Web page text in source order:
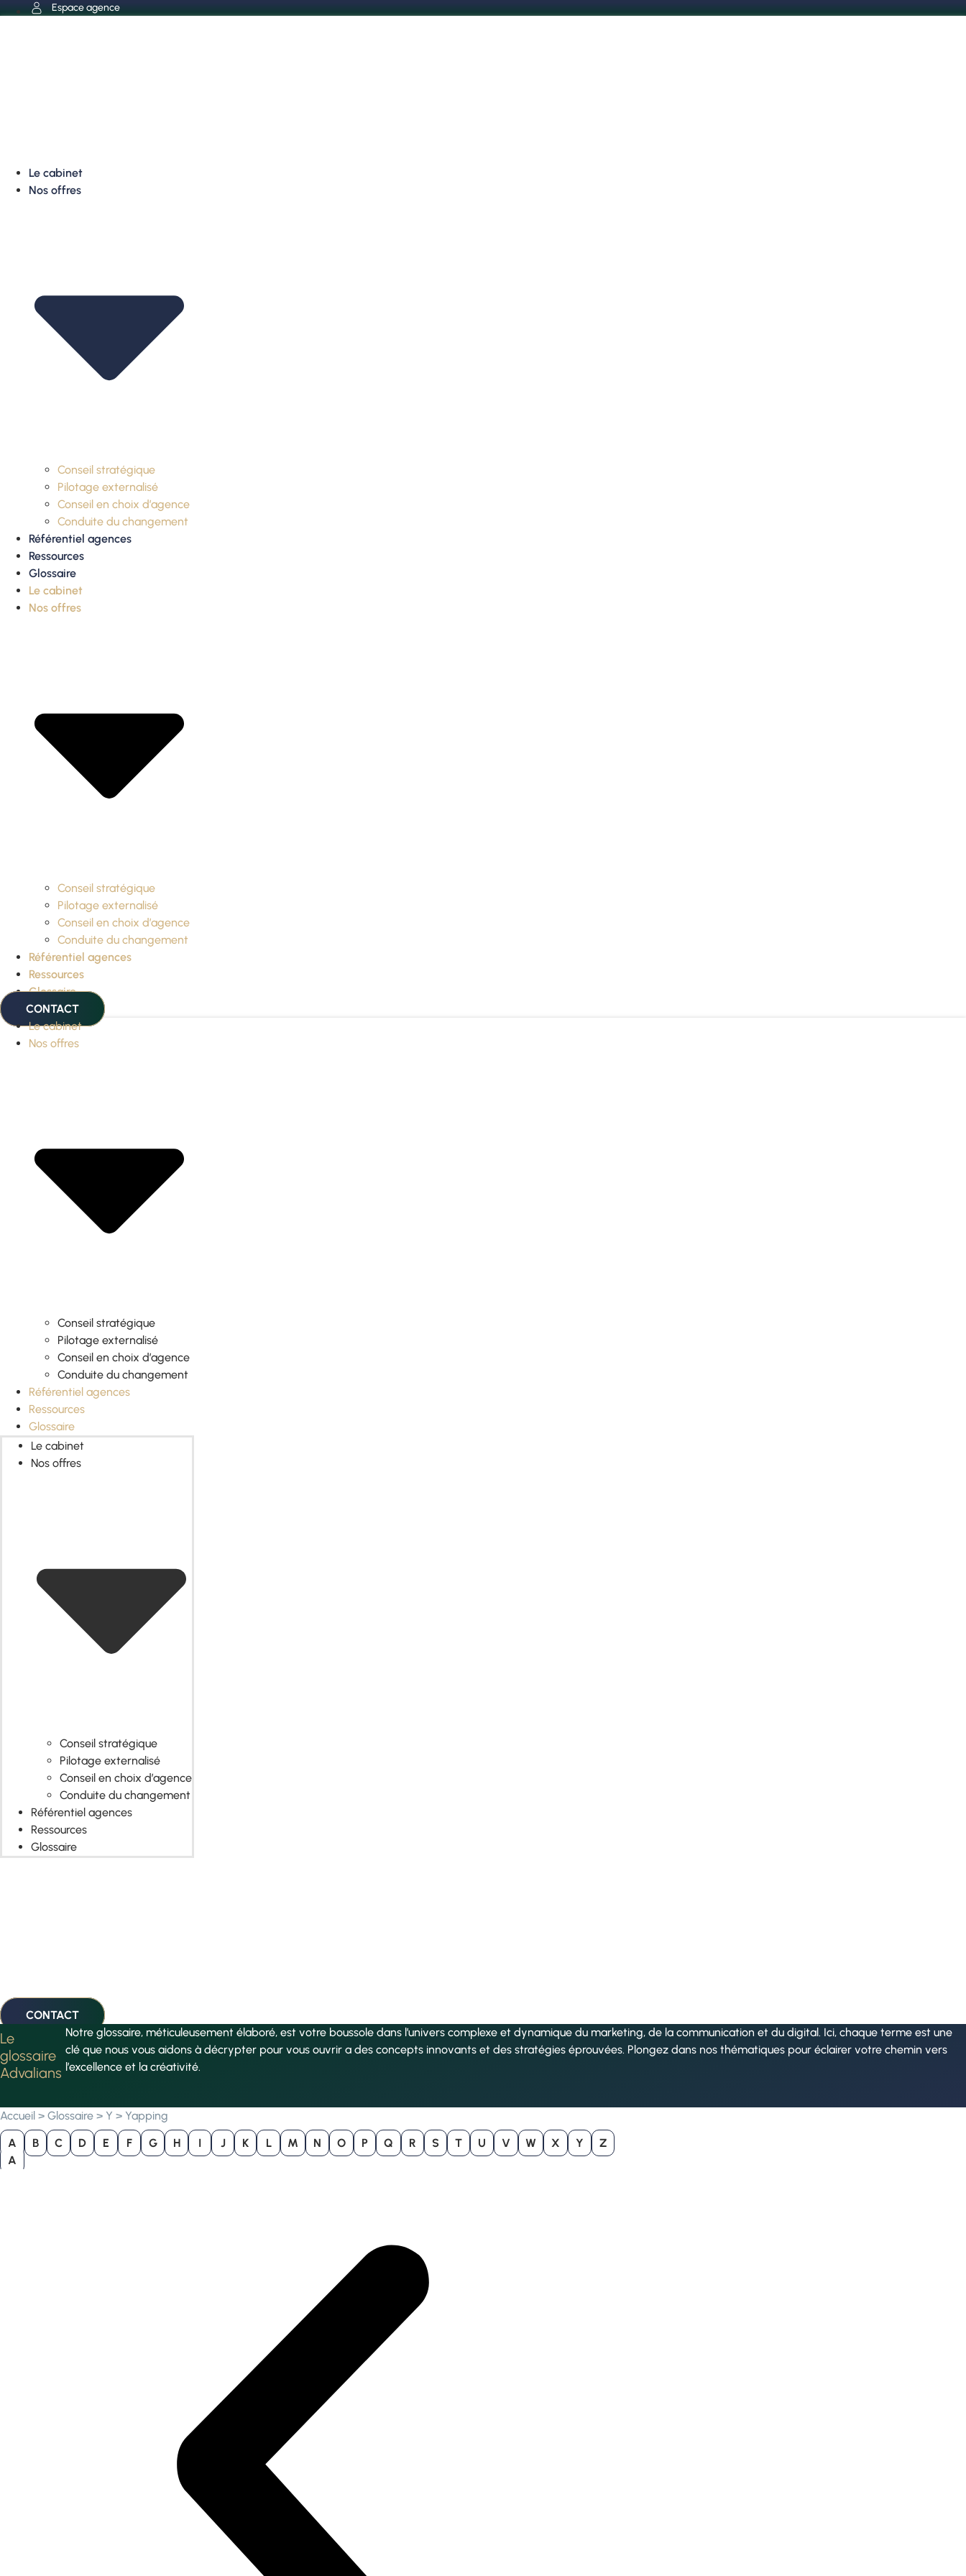
Aller
Espace agence
Le cabinet
Nos offres
Conseil stratégique
Pilotage externalisé
Conseil en choix d’agence
Conduite du changement
Référentiel agences
Ressources
Glossaire
Le cabinet
Nos offres
Conseil stratégique
Pilotage externalisé
Conseil en choix d’agence
Conduite du changement
Référentiel agences
Ressources
Glossaire
CONTACT
Le cabinet
Nos offres
Conseil stratégique
Pilotage externalisé
Conseil en choix d’agence
Conduite du changement
Référentiel agences
Ressources
Glossaire
Le cabinet
Nos offres
Conseil stratégique
Pilotage externalisé
Conseil en choix d’agence
Conduite du changement
Référentiel agences
Ressources
Glossaire
CONTACT
Le
glossaire
Advalians
Notre glossaire, méticuleusement élaboré, est votre boussole dans l’univers complexe et dynamique du marketing, de la communication et du digital. Ici, chaque terme est une
clé que nous vous aidons à décrypter pour vous ouvrir a des concepts innovants et des stratégies éprouvées. Plongez dans nos thématiques pour éclairer votre chemin vers
l’excellence et la créativité.
Accueil > Glossaire > Y > Yapping
A B C D E F G H I J K L M N O P Q R S T U V W X Y
Z
A